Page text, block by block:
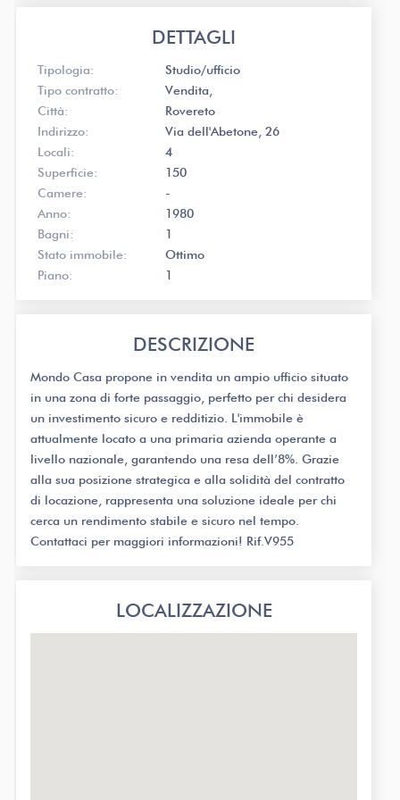
DETTAGLI
Tipologia:
Studio/ufficio
Tipo contratto:
Vendita
Città:
Rovereto
Indirizzo:
Via dell'Abetone, 26
Locali:
4
Superficie:
150
Camere:
-
Anno:
1980
Bagni:
1
Stato immobile:
Ottimo
Piano:
1
DESCRIZIONE
Mondo Casa propone in vendita un ampio ufficio situato
in una zona di forte passaggio, perfetto per chi desidera
un investimento sicuro e redditizio. L'immobile è
attualmente locato a una primaria azienda operante a
livello nazionale, garantendo una resa dell’8%. Grazie
alla sua posizione strategica e alla solidità del contratto
di locazione, rappresenta una soluzione ideale per chi
cerca un rendimento stabile e sicuro nel tempo.
Contattaci per maggiori informazioni! Rif.V955
LOCALIZZAZIONE